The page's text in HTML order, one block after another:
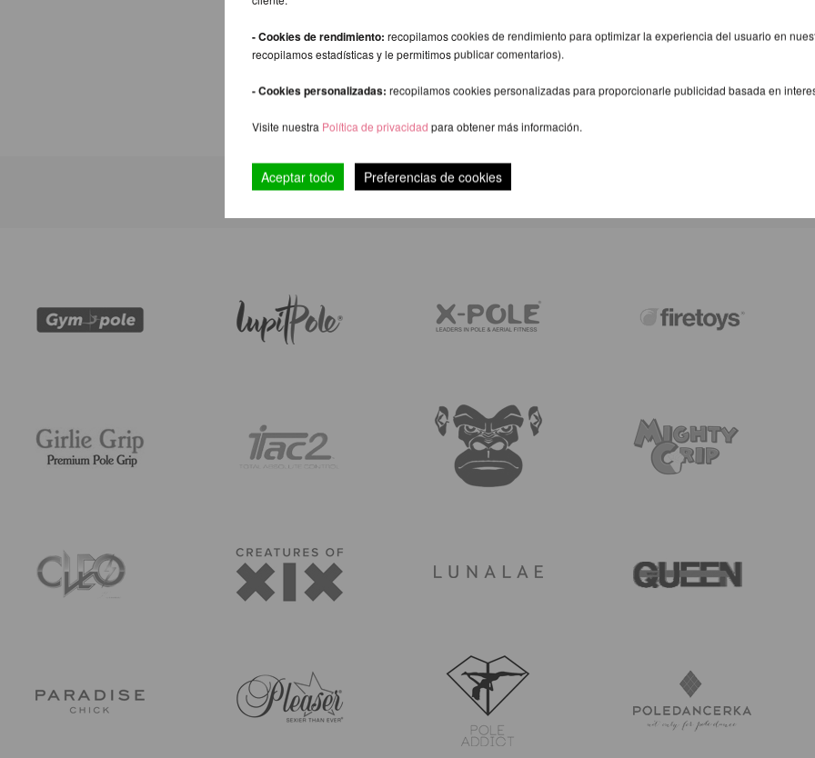
- Cookies de rendimiento: recopilamos cookies de rendimiento para optimizar la experiencia del usuario en
recopilamos estadísticas y le permitimos publicar comentarios).
- Cookies personalizadas: recopilamos cookies personalizadas para proporcionarle publicidad basada en
Visite nuestra Política de privacidad para obtener más información.
Aceptar todo Preferencias de cookies